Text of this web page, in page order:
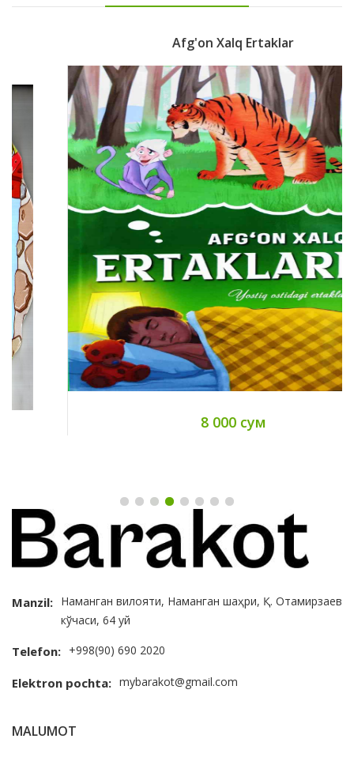
Afg'on Xalq Ertaklar
8 000 сум
Manzil: Наманган вилояти, Наманган шаҳри, Қ. Отамирзаев
кўчаси, 64 уй
Telefon: +998(90) 690 2020
Elektron pochta: mybarakot@gmail.com
MALUMOT